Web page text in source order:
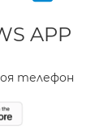
APP
телефон